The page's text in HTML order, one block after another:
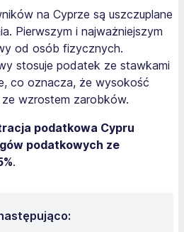
na Cyprze są uszczuplane
Pierwszym i najważniejszym
od osób fizycznych.
stosuje podatek ze stawkami
co oznacza, że wysokość
wzrostem zarobków.
podatkowa Cypru
podatkowych ze
.